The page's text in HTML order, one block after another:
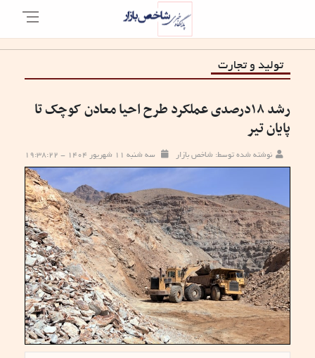
تولید و تجارت
رشد ۱۸درصدی عملکرد طرح احیا معادن کوچک تا
پایان تیر
نوشته شده توسط: شاخص بازار سه شنبه ۱۱ شهریور ۱۴۰۴ - ۱۹:۳۸:۲۲